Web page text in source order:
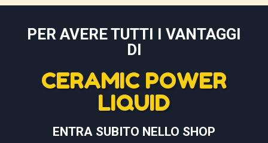
PER AVERE TUTTI I VANTAGGI
DI
CERAMIC POWER
LIQUID
ENTRA SUBITO NELLO SHOP